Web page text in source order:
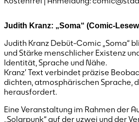
Judith Kranz: „Soma“ (Comic-
Judith Kranz Debüt-Comic „Soma“
und Stärke menschlicher Existenz
Identität, Sprache und Nähe.
Kranz’ Text verbindet präzise
dichten, atmosphärischen Sprache,
herausfordert.
Eine Veranstaltung im Rahmen der
„Solarpunk“ auf der uzwei und der